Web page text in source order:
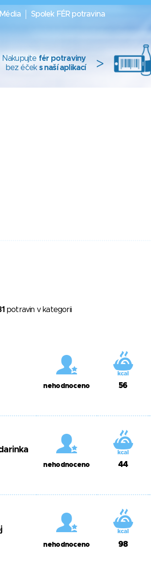
Média Spolek FÉR potravina
Nakupujte fér potraviny
bez éček s naší aplikací >
potravin v kategorii
nehodnoceno 56
nehodnoceno 44
nehodnoceno 98